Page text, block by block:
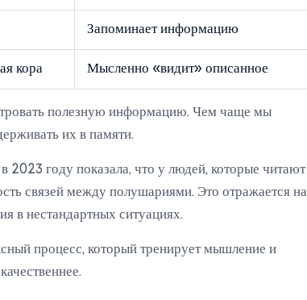
Запоминает информацию
кора Мысленно «видит» описанное
полезную информацию. Чем чаще мы
их в памяти.
году показала, что у людей, которые читают
связей между полушариями. Это отражается на
в нестандартных ситуациях.
процесс, который тренирует мышление и